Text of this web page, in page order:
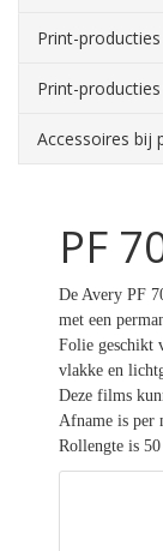
Print-
Print-
Accessoires bij
PF
De Avery PF
met een
Folie geschikt
vlakke en
Deze films
Afname is per
Rollengte is 50